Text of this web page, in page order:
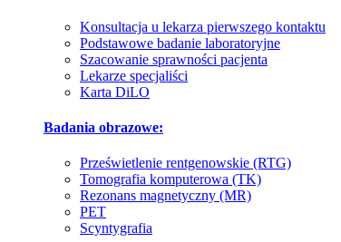
Konsultacja u lekarza pierwszego kontaktu
Podstawowe badanie laboratoryjne
Szacowanie sprawności pacjenta
Lekarze specjaliści
Karta DiLO
Badania obrazowe:
Prześwietlenie rentgenowskie (RTG)
Tomografia komputerowa (TK)
Rezonans magnetyczny (MR)
PET
Scyntygrafia